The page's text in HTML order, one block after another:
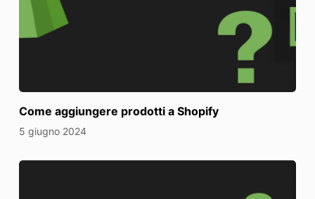
Come aggiungere prodotti a Shopify
5 giugno 2024